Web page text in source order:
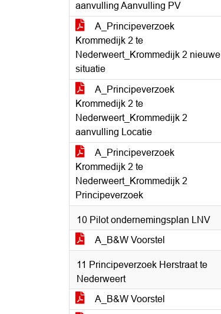
aanvulling Aanvulling PV
A_Principeverzoek
Krommedijk 2 te
Nederweert_Krommedijk 2 nieuwe
situatie
A_Principeverzoek
Krommedijk 2 te
Nederweert_Krommedijk 2
aanvulling Locatie
A_Principeverzoek
Krommedijk 2 te
Nederweert_Krommedijk 2
Principeverzoek
10 Pilot ondernemingsplan LNV
A_B&W Voorstel
11 Principeverzoek Herstraat te
Nederweert
A_B&W Voorstel